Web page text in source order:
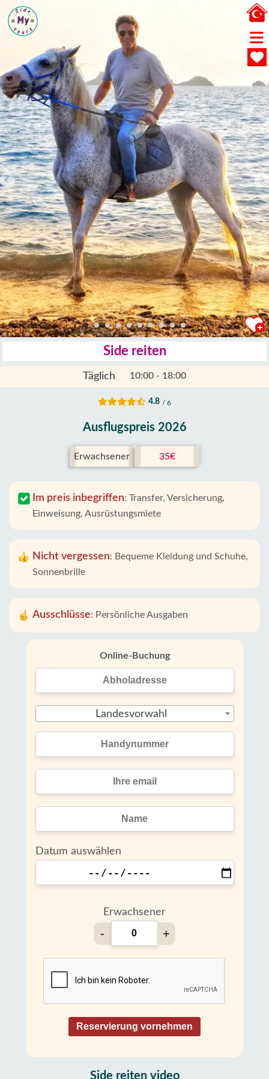
Side reiten
Täglich 10:00 - 18:00
4.8 / 6
Ausflugspreis 2026
Erwachsener 35€
Im preis inbegriffen: Transfer, Versicherung,
Einweisung, Ausrüstungsmiete
Nicht vergessen: Bequeme Kleidung und Schuhe,
Sonnenbrille
Ausschlüsse: Persönliche Ausgaben
Online-Buchung
Landesvorwahl
Datum auswählen
Erwachsener
- +
Reservierung vornehmen
Side reiten video